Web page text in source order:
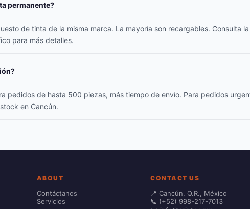
permanente?
de tinta de la misma marca. La mayoría son recargables. Consulta
para más detalles.
pedidos de hasta 500 piezas, más tiempo de envío. Para pedidos
en Cancún.
ABOUT
Contáctanos
Servicios
CONTACT US
📍 Cancún, Q.R., México
📞 (+52) 998-217-7013